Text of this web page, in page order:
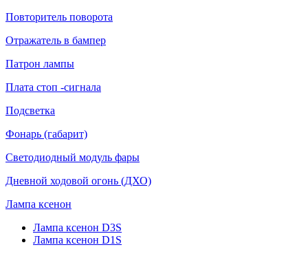
Повторитель поворота
Отражатель в бампер
Патрон лампы
Плата стоп -сигнала
Подсветка
Фонарь (габарит)
Светодиодный модуль фары
Дневной ходовой огонь (ДХО)
Лампа ксенон
Лампа ксенон D3S
Лампа ксенон D1S